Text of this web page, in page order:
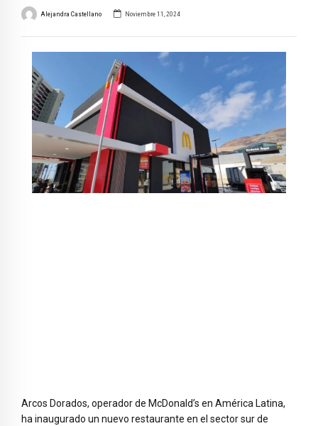
Alejandra Castellano Noviembre 11, 2024
Arcos Dorados, operador de McDonald’s en América Latina,
ha inaugurado un nuevo restaurante en el sector sur de